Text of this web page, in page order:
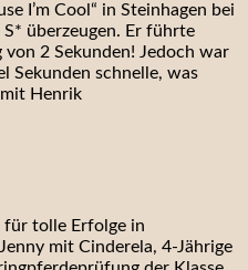
I’m Cool“ in Steinhagen bei
überzeugen. Er führte
von 2 Sekunden! Jedoch war
Sekunden schnelle, was
Henrik
tolle Erfolge in
mit Cinderela, 4-Jährige